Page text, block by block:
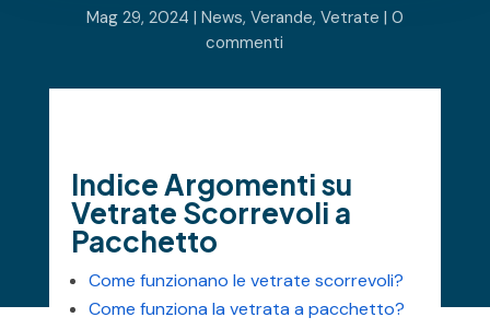
Mag 29, 2024 | News, Verande, Vetrate | 0
commenti
Indice Argomenti su
Vetrate Scorrevoli a
Pacchetto
Come funzionano le vetrate scorrevoli?
Come funziona la vetrata a pacchetto?